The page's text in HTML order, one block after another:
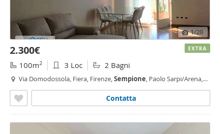
1/20
2.300€
100m2 3 Loc 2 Bagni
Via Domodossola, Fiera, Firenze,Sempione, Paolo Sarpi/Arena,
Contatta
EXTRA